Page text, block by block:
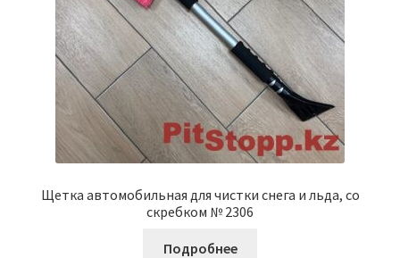
Щетка автомобильная для чистки снега и льда, со
скребком № 2306
Подробнее